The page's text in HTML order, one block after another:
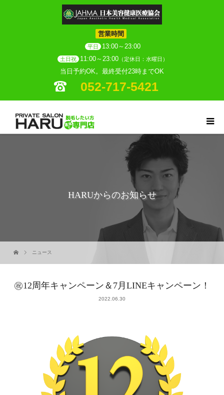
営業時間
平日 13:00～23:00
土日祝 11:00～23:00 （定休日：水曜日）
当日予約OK。最終受付23時までOK
052-717-5421
HARUからのお知らせ
ニュース
㊗12周年キャンペーン＆7月LINEキャンペーン！
2022.06.30